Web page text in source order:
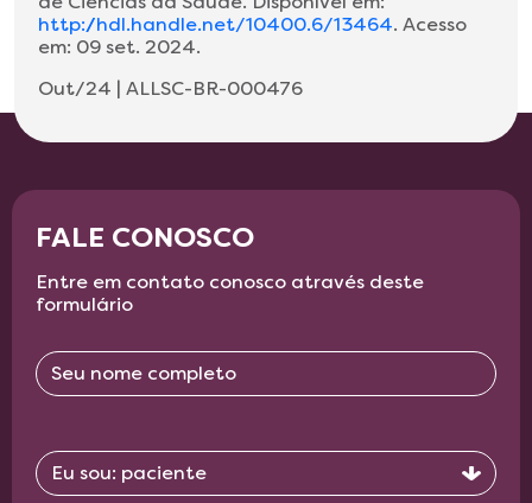
http://hdl.handle.net/10400.6/13464. Acesso
em: 09 set. 2024.
Out/24 | ALLSC-BR-000476
FALE CONOSCO
Entre em contato conosco através deste
formulário